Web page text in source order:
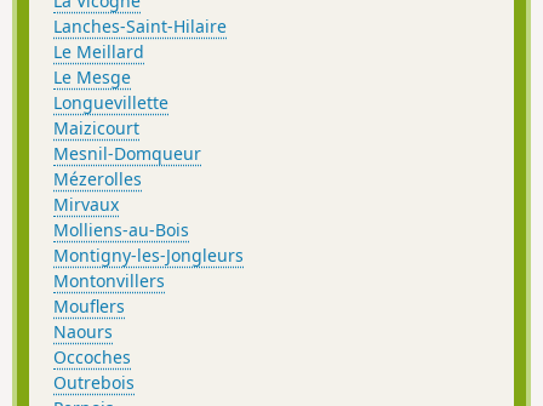
Lanches-Saint-Hilaire
Le Meillard
Le Mesge
Longuevillette
Maizicourt
Mesnil-Domqueur
Mézerolles
Mirvaux
Molliens-au-Bois
Montigny-les-Jongleurs
Montonvillers
Mouflers
Naours
Occoches
Outrebois